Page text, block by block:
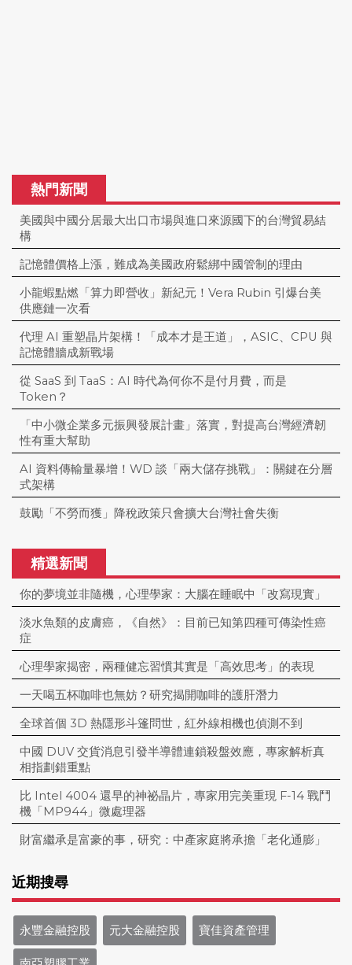
熱門新聞
美國與中國分居最大出口市場與進口來源國下的台灣貿易結
構
記憶體價格上漲，難成為美國政府鬆綁中國管制的理由
小龍蝦點燃「算力即營收」新紀元！Vera Rubin 引爆台美
供應鏈一次看
代理 AI 重塑晶片架構！「成本才是王道」，ASIC、CPU 與
記憶體牆成新戰場
從 SaaS 到 TaaS：AI 時代為何你不是付月費，而是
Token？
「中小微企業多元振興發展計畫」落實，對提高台灣經濟韌
性有重大幫助
AI 資料傳輸量暴增！WD 談「兩大儲存挑戰」：關鍵在分層
式架構
鼓勵「不勞而獲」降稅政策只會擴大台灣社會失衡
精選新聞
你的夢境並非隨機，心理學家：大腦在睡眠中「改寫現實」
淡水魚類的皮膚癌，《自然》：目前已知第四種可傳染性癌
症
心理學家揭密，兩種健忘習慣其實是「高效思考」的表現
一天喝五杯咖啡也無妨？研究揭開咖啡的護肝潛力
全球首個 3D 熱隱形斗篷問世，紅外線相機也偵測不到
中國 DUV 交貨消息引發半導體連鎖殺盤效應，專家解析真
相指劃錯重點
比 Intel 4004 還早的神祕晶片，專家用完美重現 F-14 戰鬥
機「MP944」微處理器
財富繼承是富豪的事，研究：中產家庭將承擔「老化通膨」
近期搜尋
永豐金融控股 元大金融控股 寶佳資產管理